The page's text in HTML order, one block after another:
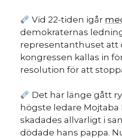
Vid 22-tiden igår
demokraternas
representanthuset att
kongressen kallas in
resolution för att
Det har länge gått
högste ledare Mojtaba
skadades allvarligt i
dödade hans pappa.